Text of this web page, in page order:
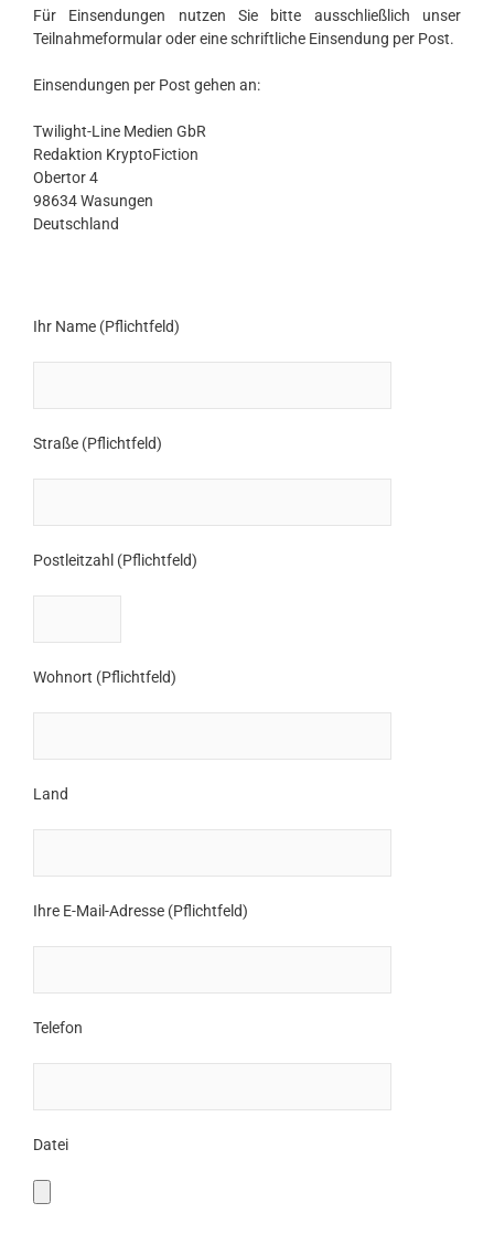
Für Einsendungen nutzen Sie bitte ausschließlich unser
Teilnahmeformular oder eine schriftliche Einsendung per Post.
Einsendungen per Post gehen an:
Twilight-Line Medien GbR
Redaktion KryptoFiction
Obertor 4
98634 Wasungen
Deutschland
Ihr Name (Pflichtfeld)
Straße (Pflichtfeld)
Postleitzahl (Pflichtfeld)
Wohnort (Pflichtfeld)
Land
Ihre E-Mail-Adresse (Pflichtfeld)
Telefon
Datei